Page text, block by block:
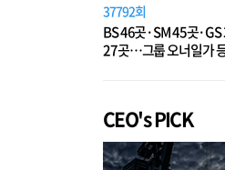
37792회
BS 46곳·SM 45곳
27곳…그룹 오너일가
CEO's PICK